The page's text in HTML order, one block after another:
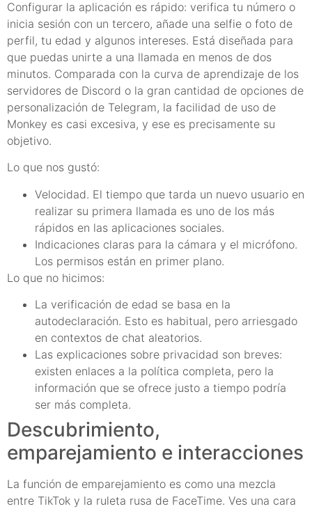
Configurar la aplicación es rápido: verifica tu número o
inicia sesión con un tercero, añade una selfie o foto de
perfil, tu edad y algunos intereses. Está diseñada para
que puedas unirte a una llamada en menos de dos
minutos. Comparada con la curva de aprendizaje de los
servidores de Discord o la gran cantidad de opciones de
personalización de Telegram, la facilidad de uso de
Monkey es casi excesiva, y ese es precisamente su
objetivo.
Lo que nos gustó:
Velocidad. El tiempo que tarda un nuevo usuario en
realizar su primera llamada es uno de los más
rápidos en las aplicaciones sociales.
Indicaciones claras para la cámara y el micrófono.
Los permisos están en primer plano.
Lo que no hicimos:
La verificación de edad se basa en la
autodeclaración. Esto es habitual, pero arriesgado
en contextos de chat aleatorios.
Las explicaciones sobre privacidad son breves:
existen enlaces a la política completa, pero la
información que se ofrece justo a tiempo podría
ser más completa.
Descubrimiento,
emparejamiento e interacciones
La función de emparejamiento es como una mezcla
entre TikTok y la ruleta rusa de FaceTime. Ves una cara